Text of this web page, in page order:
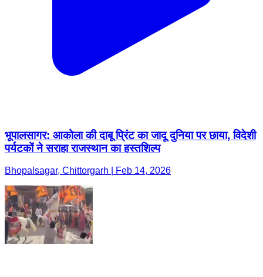
भूपालसागर: आकोला की दाबू प्रिंट का जादू दुनिया पर छाया, विदेशी
पर्यटकों ने सराहा राजस्थान का हस्तशिल्प
Bhopalsagar, Chittorgarh | Feb 14, 2026